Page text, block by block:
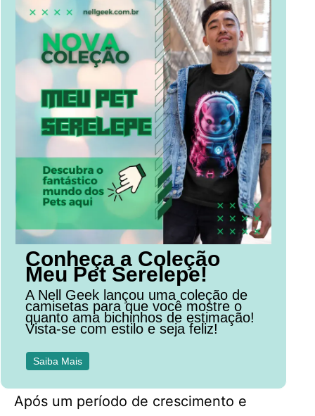
Conheça a Coleção
Meu Pet Serelepe!
A Nell Geek lançou uma coleção de
camisetas para que você mostre o
quanto ama bichinhos de estimação!
Vista-se com estilo e seja feliz!
Saiba Mais
Após um período de crescimento e